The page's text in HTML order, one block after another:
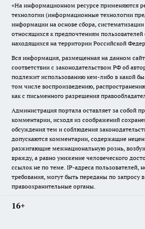
«На информационном ресурсе применяются
технологии (информационные технологии
информации на основе сбора,
относящихся к предпочтениям пользователей
находящихся на территории Российской
Вся информация, размещенная на данном
соответствии с законодательством РФ об
подлежит использованию кем-либо в какой
том числе воспроизведению,
как с письменного разрешения
Администрация портала оставляет за собой
комментарии, исходя из соображений
обсуждения тем и соблюдения
допускаются комментарии, содержащие
разжигающие межнациональную рознь,
вражду, а равно унижение человеческого
ссылок не по теме. IP-адреса пользователей,
требования, могут быть переданы по запросу
правоохранительные органы.
16+